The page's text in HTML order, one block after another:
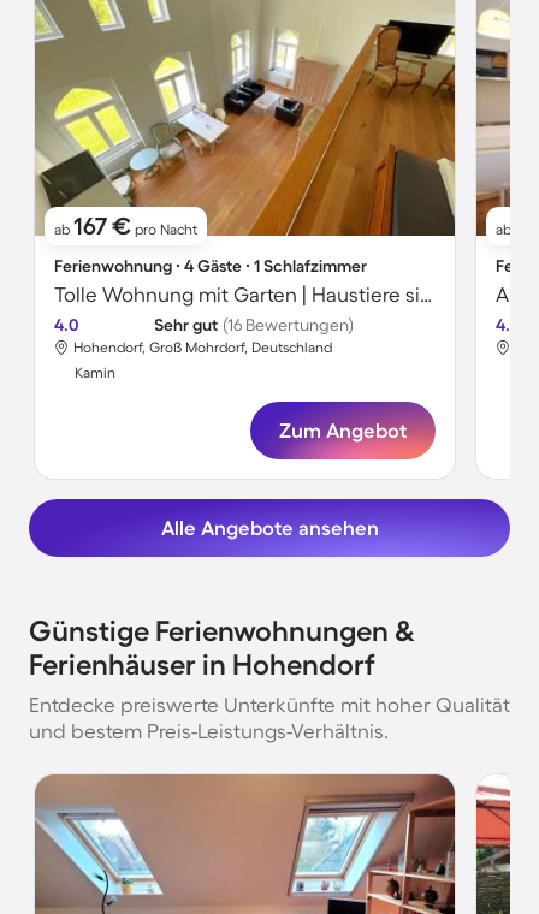
ab 167 € pro Nacht
Ferienwohnung ∙ 4 Gäste ∙ 1 Schlafzimmer
Tolle Wohnung mit Garten | Haustiere sind willkommen
4.0 Sehr gut (16 Bewertungen)
Hohendorf, Groß Mohrdorf, Deutschland
Kamin
Zum Angebot
ab
4.3
Alle Angebote ansehen
Günstige Ferienwohnungen &
Ferienhäuser in Hohendorf
Entdecke preiswerte Unterkünfte mit hoher Qualität
und bestem Preis-Leistungs-Verhältnis.